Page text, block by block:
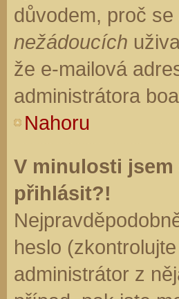
důvodem, proč
nežádoucích
že e-mailová
administrátora
Nahoru
V minulosti
přihlásit?!
heslo
administrátor z